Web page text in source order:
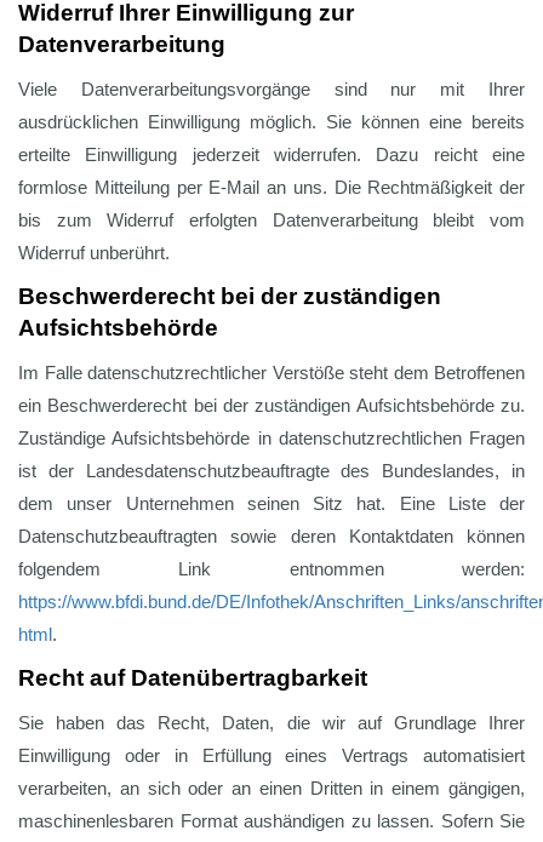
Widerruf Ihrer Einwilligung zur
Datenverarbeitung
Viele Datenverarbeitungsvorgänge sind nur mit Ihrer
ausdrücklichen Einwilligung möglich. Sie können eine bereits
erteilte Einwilligung jederzeit widerrufen. Dazu reicht eine
formlose Mitteilung per E-Mail an uns. Die Rechtmäßigkeit der
bis zum Widerruf erfolgten Datenverarbeitung bleibt vom
Widerruf unberührt.
Beschwerderecht bei der zuständigen
Aufsichtsbehörde
Im Falle datenschutzrechtlicher Verstöße steht dem Betroffenen
ein Beschwerderecht bei der zuständigen Aufsichtsbehörde zu.
Zuständige Aufsichtsbehörde in datenschutzrechtlichen Fragen
ist der Landesdatenschutzbeauftragte des Bundeslandes, in
dem unser Unternehmen seinen Sitz hat. Eine Liste der
Datenschutzbeauftragten sowie deren Kontaktdaten können
folgendem Link entnommen werden:
https://www.bfdi.bund.de/DE/Infothek/Anschriften_Links/
html.
Recht auf Datenübertragbarkeit
Sie haben das Recht, Daten, die wir auf Grundlage Ihrer
Einwilligung oder in Erfüllung eines Vertrags automatisiert
verarbeiten, an sich oder an einen Dritten in einem gängigen,
maschinenlesbaren Format aushändigen zu lassen. Sofern Sie